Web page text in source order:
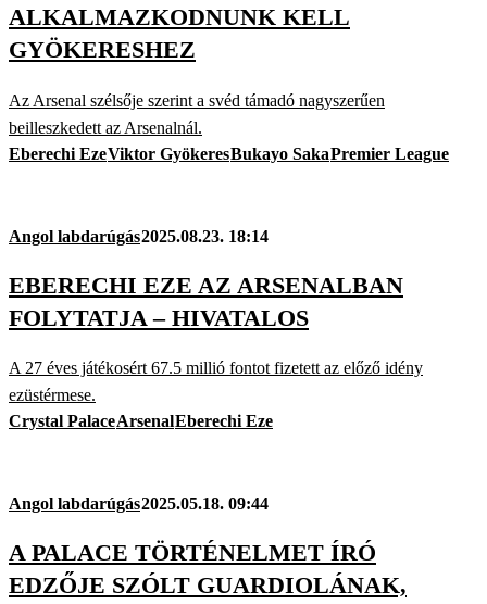
ALKALMAZKODNUNK KELL
GYÖKERESHEZ
Az Arsenal szélsője szerint a svéd támadó nagyszerűen
beilleszkedett az Arsenalnál.
Eberechi EzeViktor GyökeresBukayo SakaPremier League
Angol labdarúgás2025.08.23. 18:14
EBERECHI EZE AZ ARSENALBAN
FOLYTATJA – HIVATALOS
A 27 éves játékosért 67.5 millió fontot fizetett az előző idény
ezüstérmese.
Crystal PalaceArsenalEberechi Eze
Angol labdarúgás2025.05.18. 09:44
A PALACE TÖRTÉNELMET ÍRÓ
EDZŐJE SZÓLT GUARDIOLÁNAK,